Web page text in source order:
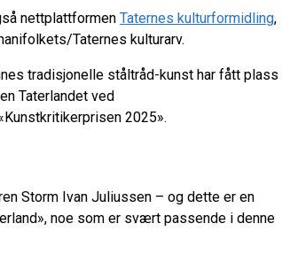
nettplattformen Taternes kulturformidling,
Taternes kulturarv.
tradisjonelle ståltråd-kunst har fått plass
Taterlandet ved
2025».
Storm Ivan Juliussen – og dette er en
noe som er svært passende i denne